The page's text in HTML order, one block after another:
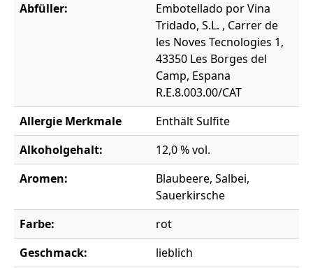
Abfüller:
Embotellado por Vina
Tridado, S.L. , Carrer de
les Noves Tecnologies 1,
43350 Les Borges del
Camp, Espana
R.E.8.003.00/CAT
Allergie Merkmale
Enthält Sulfite
Alkoholgehalt:
12,0 % vol.
Aromen:
Blaubeere, Salbei,
Sauerkirsche
Farbe:
rot
Geschmack:
lieblich